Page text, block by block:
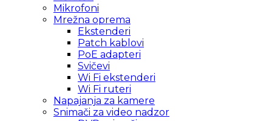
Mikrofoni
Mrežna oprema
Ekstenderi
Patch kablovi
PoE adapteri
Svičevi
Wi Fi ekstenderi
Wi Fi ruteri
Napajanja za kamere
Snimači za video nadzor